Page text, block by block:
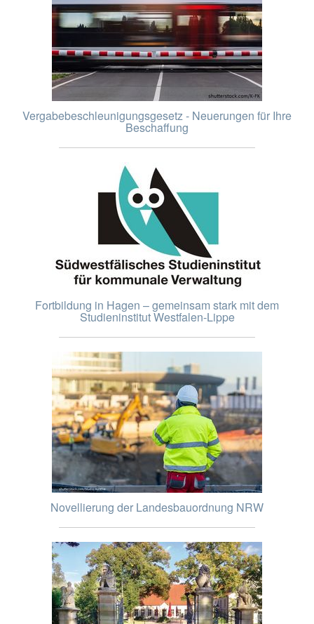
Vergabebeschleunigungsgesetz - Neuerungen für Ihre
Beschaffung
Fortbildung in Hagen – gemeinsam stark mit dem
Studieninstitut Westfalen-Lippe
Novellierung der Landesbauordnung NRW